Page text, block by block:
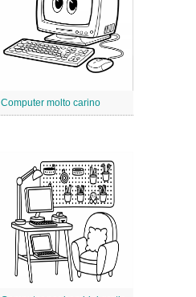
Computer molto carino